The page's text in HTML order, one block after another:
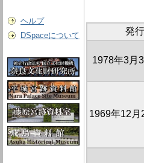
ヘルプ
DSpaceについて
発
1978年3月
1969年12月